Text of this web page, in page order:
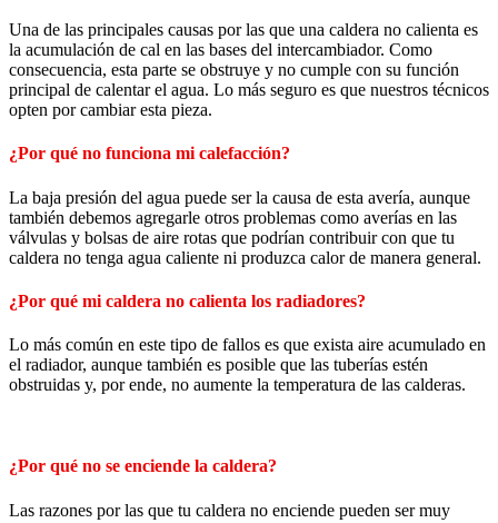
Una de las principales causas por las que una caldera no calienta es
la acumulación de cal en las bases del intercambiador. Como
consecuencia, esta parte se obstruye y no cumple con su función
principal de calentar el agua. Lo más seguro es que nuestros técnicos
opten por cambiar esta pieza.
¿Por qué no funciona mi calefacción?
La baja presión del agua puede ser la causa de esta avería, aunque
también debemos agregarle otros problemas como averías en las
válvulas y bolsas de aire rotas que podrían contribuir con que tu
caldera no tenga agua caliente ni produzca calor de manera general.
¿Por qué mi caldera no calienta los radiadores?
Lo más común en este tipo de fallos es que exista aire acumulado en
el radiador, aunque también es posible que las tuberías estén
obstruidas y, por ende, no aumente la temperatura de las calderas.
¿Por qué no se enciende la caldera?
Las razones por las que tu caldera no enciende pueden ser muy